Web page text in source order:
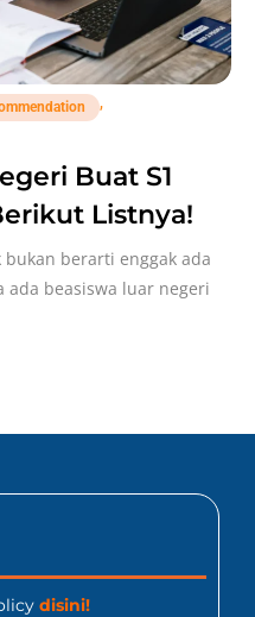
Buat S1
Listnya!
berarti enggak ada
ada beasiswa luar negeri
disini!